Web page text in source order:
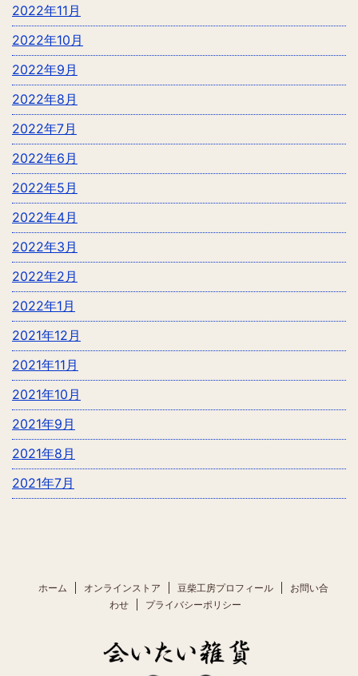
2022年11月
2022年10月
2022年9月
2022年8月
2022年7月
2022年6月
2022年5月
2022年4月
2022年3月
2022年2月
2022年1月
2021年12月
2021年11月
2021年10月
2021年9月
2021年8月
2021年7月
ホーム オンラインストア 豆柴工房プロフィール
お問い合
わせ
プライバシーポリシー